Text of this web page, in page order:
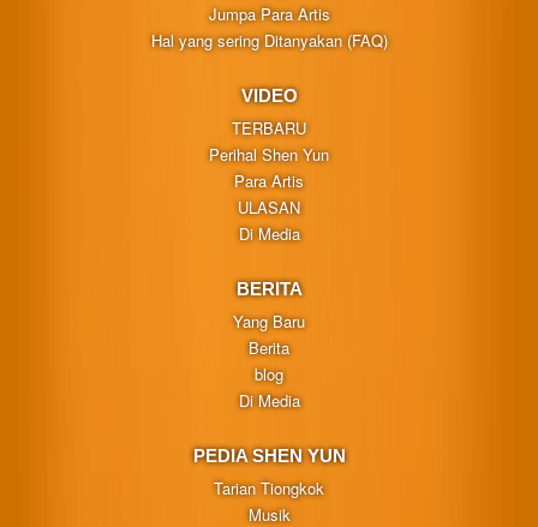
Jumpa Para Artis
Hal yang sering Ditanyakan (FAQ)
VIDEO
TERBARU
Perihal Shen Yun
Para Artis
ULASAN
Di Media
BERITA
Yang Baru
Berita
blog
Di Media
PEDIA SHEN YUN
Tarian Tiongkok
Musik